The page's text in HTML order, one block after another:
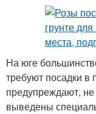
На юге
требуют посадки в
предупреждают,
выведены